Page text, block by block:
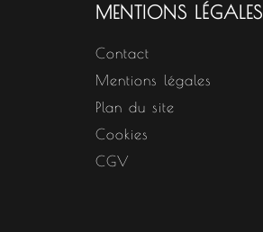
MENTIONS LÉGALES
Contact
Mentions légales
Plan du site
Cookies
CGV